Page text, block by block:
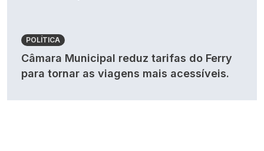
POLÍTICA
Câmara Municipal reduz tarifas do Ferry
para tornar as viagens mais acessíveis.